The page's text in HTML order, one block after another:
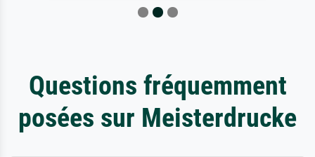
Questions fréquemment
posées sur Meisterdrucke